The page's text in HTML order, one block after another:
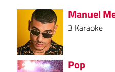
Manuel
3 Karaoke
Pop